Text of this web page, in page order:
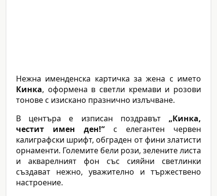
Нежна именденска картичка за жена с името
Кинка, оформена в светли кремави и розови
тонове с изискано празнично излъчване.
В центъра е изписан поздравът „Кинка,
честит имен ден!“ с елегантен червен
калиграфски шрифт, обграден от фини златисти
орнаменти. Големите бели рози, зелените листа
и акварелният фон със сияйни светлинки
създават нежно, уважително и тържествено
настроение.